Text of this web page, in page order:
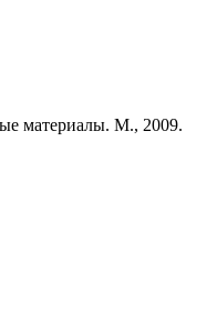
материалы. М., 2009.